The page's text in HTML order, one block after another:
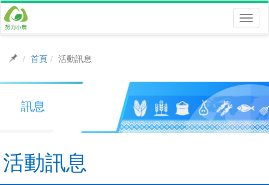
首頁 活動訊息
訊息
活動訊息